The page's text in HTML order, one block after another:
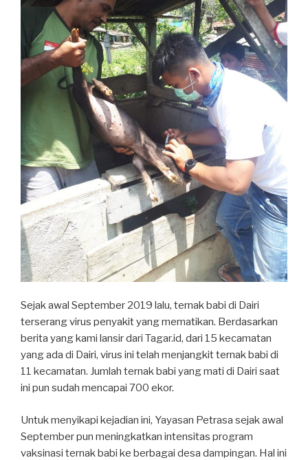
Sejak awal September 2019 lalu, ternak babi di Dairi
terserang virus penyakit yang mematikan. Berdasarkan
berita yang kami lansir dari Tagar.id, dari 15 kecamatan
yang ada di Dairi, virus ini telah menjangkit ternak babi di
11 kecamatan. Jumlah ternak babi yang mati di Dairi saat
ini pun sudah mencapai 700 ekor.
Untuk menyikapi kejadian ini, Yayasan Petrasa sejak awal
September pun meningkatkan intensitas program
vaksinasi ternak babi ke berbagai desa dampingan. Hal ini